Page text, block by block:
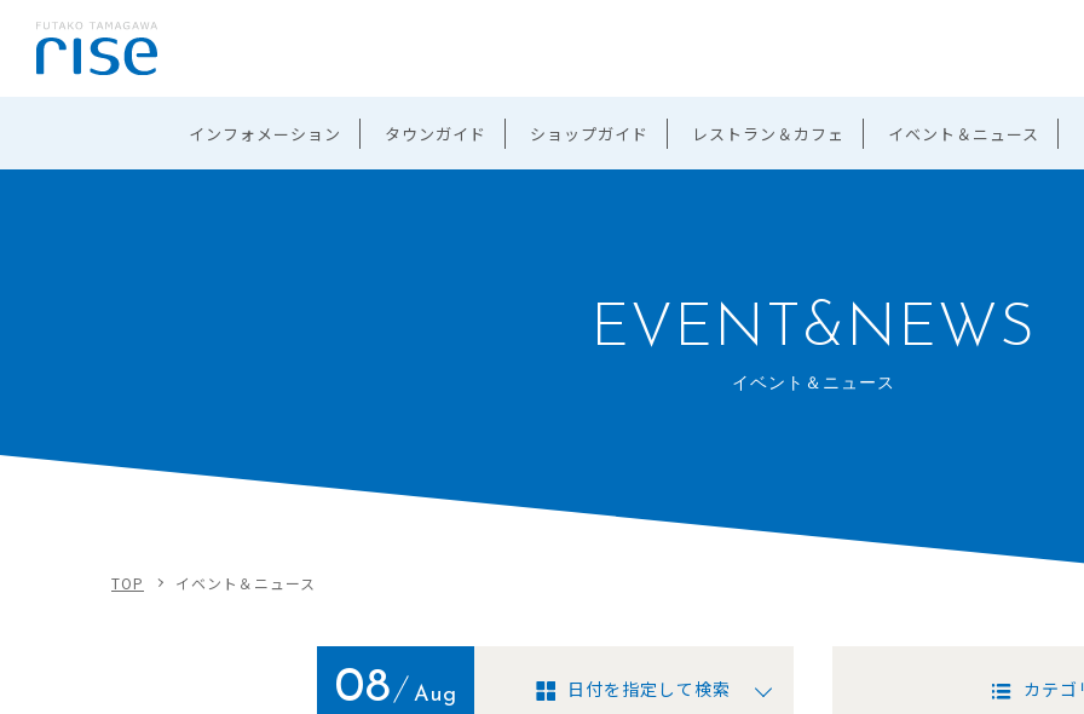
インフォメーション タウンガイド ショップガイド レストラン＆カフェ イベント＆ニュース
EVENT&NEWS
イベント＆ニュース
TOP イベント＆ニュース
08 Aug 日付を指定して検索 カテゴ